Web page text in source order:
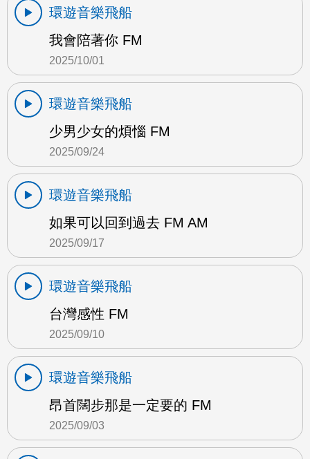
環遊音樂飛船
我會陪著你 FM
2025/10/01
環遊音樂飛船
少男少女的煩惱 FM
2025/09/24
環遊音樂飛船
如果可以回到過去 FM AM
2025/09/17
環遊音樂飛船
台灣感性 FM
2025/09/10
環遊音樂飛船
昂首闊步那是一定要的 FM
2025/09/03